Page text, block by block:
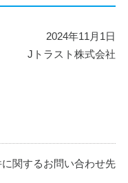
2024年11月1日
Jトラスト株式会社
関するお問い合わせ先